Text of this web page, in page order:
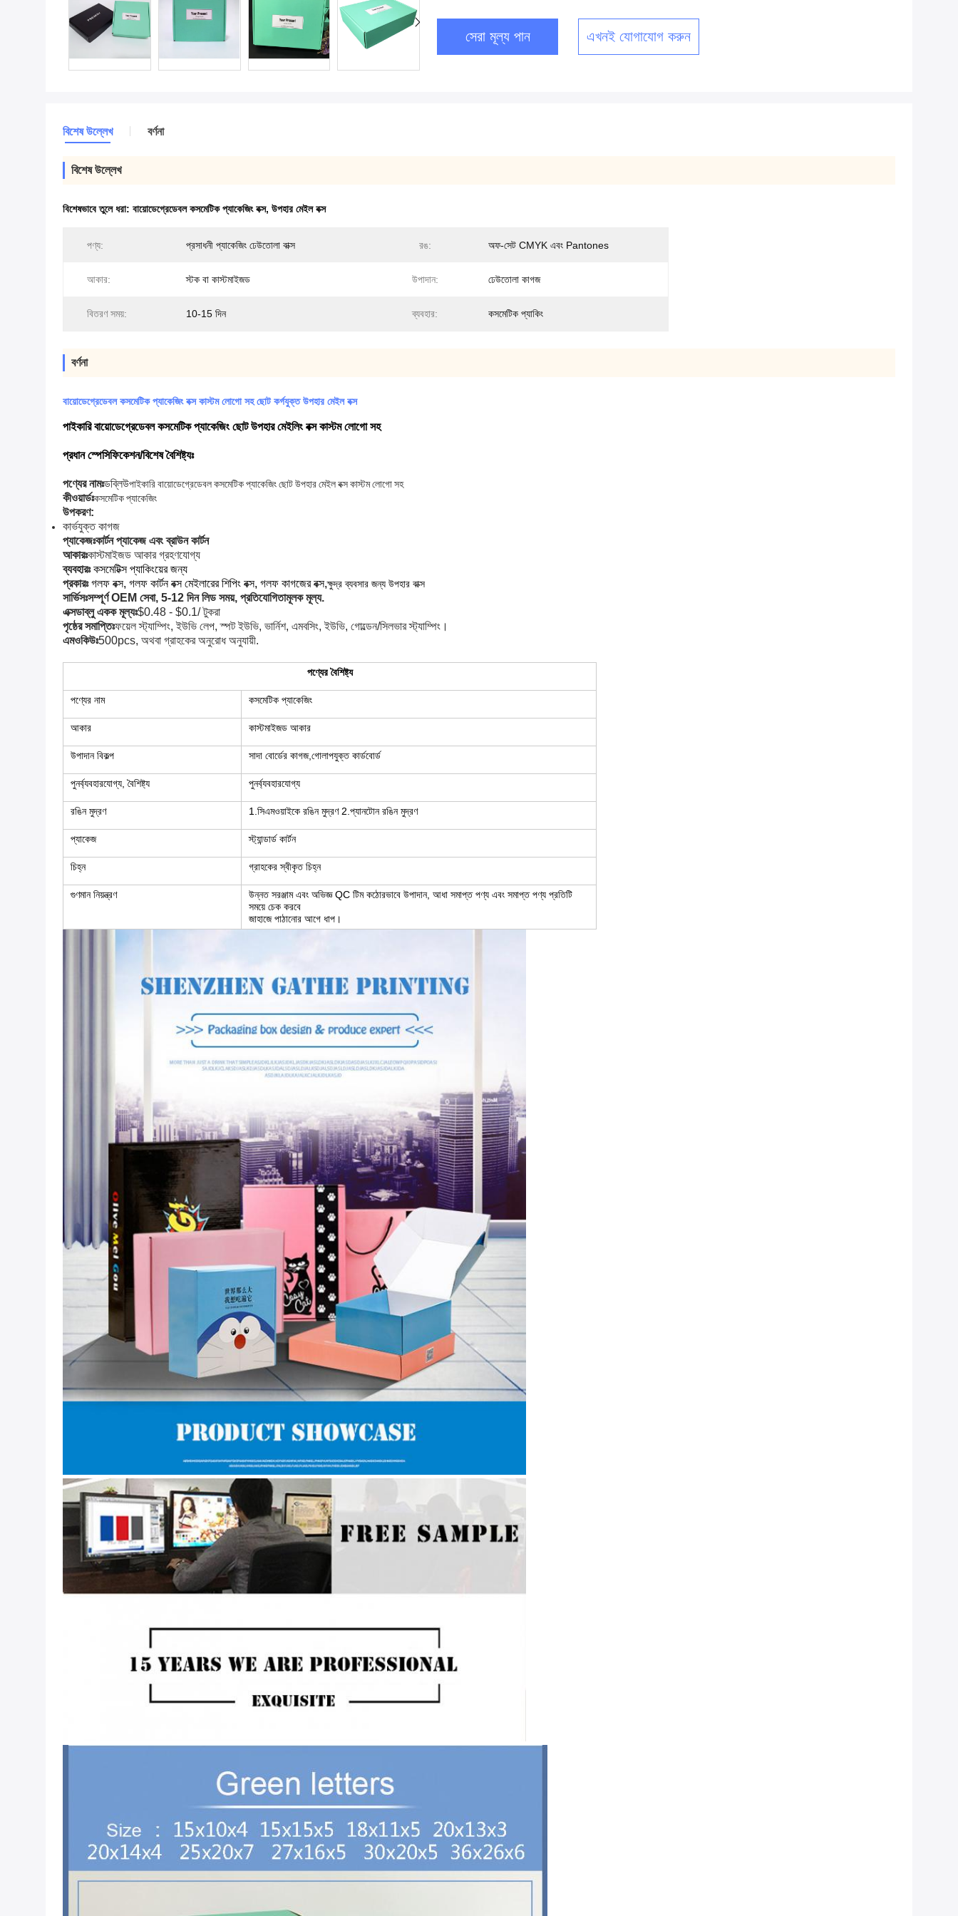
সেরা মূল্য পান এখনই যোগাযোগ করুন
বিশেষ উল্লেখ বর্ণনা
বিশেষ উল্লেখ
বিশেষভাবে তুলে ধরা: বায়োডেগ্রেডেবল কসমেটিক প্যাকেজিং বক্স, উপহার মেইল বক্স
পণ্য: প্রসাধনী প্যাকেজিং ঢেউতোলা বাক্স রঙ: অফ-সেট CMYK এবং Pantones
আকার: স্টক বা কাস্টমাইজড উপাদান: ঢেউতোলা কাগজ
বিতরণ সময়: 10-15 দিন ব্যবহার: কসমেটিক প্যাকিং
বর্ণনা
বায়োডেগ্রেডেবল কসমেটিক প্যাকেজিং বক্স কাস্টম লোগো সহ ছোট কর্গযুক্ত উপহার মেইল বক্স
পাইকারি বায়োডেগ্রেডেবল কসমেটিক প্যাকেজিং ছোট উপহার মেইলিং বক্স কাস্টম লোগো সহ
প্রধান স্পেসিফিকেশন/বিশেষ বৈশিষ্ট্যঃ
পণ্যের নামঃডব্লিউপাইকারি বায়োডেগ্রেডেবল কসমেটিক প্যাকেজিং ছোট উপহার মেইল বক্স কাস্টম লোগো সহ
কীওয়ার্ডঃকসমেটিক প্যাকেজিং
উপকরণ:
কার্ভযুক্ত কাগজ
প্যাকেজঃকার্টন প্যাকেজ এবং ব্রাউন কার্টন
আকারঃকাস্টমাইজড আকার গ্রহণযোগ্য
ব্যবহারঃ কসমেটিক্স প্যাকিংয়ের জন্য
প্রকারঃ গলফ বক্স, গলফ কার্টন বক্স মেইলারের শিপিং বক্স, গলফ কাগজের বক্স,ক্ষুদ্র ব্যবসার জন্য উপহার বাক্স
সার্ভিসঃসম্পূর্ণ OEM সেবা, 5-12 দিন লিড সময়, প্রতিযোগিতামূলক মূল্য.
এক্সডাব্লু একক মূল্যঃ$0.48 - $0.1/ টুকরা
পৃষ্ঠের সমাপ্তিঃফয়েল স্ট্যাম্পিং, ইউভি লেপ, স্পট ইউভি, ভার্নিশ, এমবসিং, ইউভি, গোল্ডেন/সিলভার স্ট্যাম্পিং।
এমওকিউঃ500pcs, অথবা গ্রাহকের অনুরোধ অনুযায়ী.
পণ্যের বৈশিষ্ট্য
পণ্যের নাম কসমেটিক প্যাকেজিং
আকার কাস্টমাইজড আকার
উপাদান বিকল্প সাদা বোর্ডের কাগজ,গোলাপযুক্ত কার্ডবোর্ড
পুনর্ব্যবহারযোগ্য, বৈশিষ্ট্য পুনর্ব্যবহারযোগ্য
রঙিন মুদ্রণ 1.সিএমওয়াইকে রঙিন মুদ্রণ 2.প্যানটোন রঙিন মুদ্রণ
প্যাকেজ স্ট্যান্ডার্ড কার্টন
চিহ্ন গ্রাহকের স্বীকৃত চিহ্ন
গুণমান নিয়ন্ত্রণ
উন্নত সরঞ্জাম এবং অভিজ্ঞ QC টিম কঠোরভাবে উপাদান, আধা সমাপ্ত পণ্য এবং সমাপ্ত পণ্য প্রতিটি
সময়ে চেক করবে
জাহাজে পাঠানোর আগে ধাপ।